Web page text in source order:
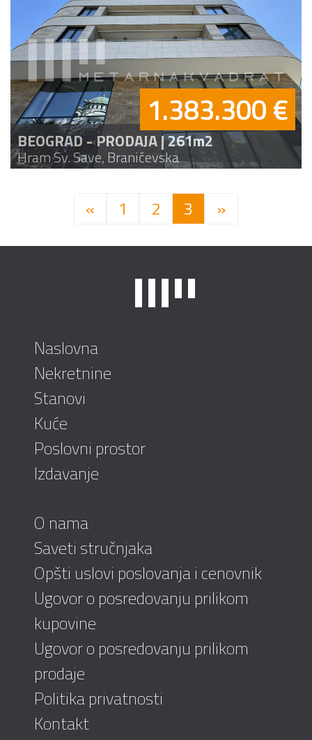
BEOGRAD - PRODAJA | 261m2
Hram Sv. Save, Braničevska
1.383.300 €
« 1 2 3 »
Naslovna
Nekretnine
Stanovi
Kuće
Poslovni prostor
Izdavanje
O nama
Saveti stručnjaka
Opšti uslovi poslovanja i cenovnik
Ugovor o posredovanju prilikom
kupovine
Ugovor o posredovanju prilikom
prodaje
Politika privatnosti
Kontakt